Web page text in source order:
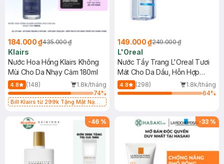
184.000 ₫435.000 ₫
Klairs
Nước Hoa Hồng Klairs Không
Mùi Cho Da Nhạy Cảm 180ml
4.8 (148)
1.8k/tháng
74%
Bill Klairs từ 299k Tặng Mặt Nạ
25ml (SL Có Hạn)
149.000 ₫249.000 ₫
L'Oreal
Nước Tẩy Trang L'Oreal Tươi
Mát Cho Da Dầu, Hỗn Hợp
400ml
4.8 (298)
1.8k/tháng
64%
-46 % -33 %